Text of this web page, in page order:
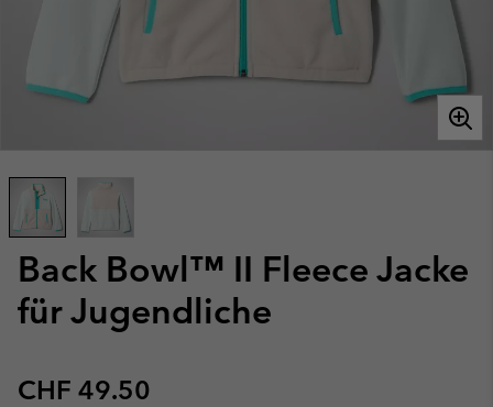
Back Bowl™ II Fleece Jacke
für Jugendliche
Regular price:
CHF 49.50